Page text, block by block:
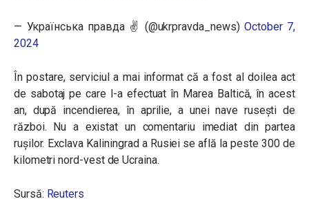
— Українська правда ✌️ (@ukrpravda_news)October 7,
2024
În postare, serviciul a mai informat că a fost al doilea act
de sabotaj pe care l-a efectuat în Marea Baltică, în acest
an, după incendierea, în aprilie, a unei nave rusești de
război. Nu a existat un comentariu imediat din partea
rușilor. Exclava Kaliningrad a Rusiei se află la peste 300 de
kilometri nord-vest de Ucraina.
Sursă: Reuters